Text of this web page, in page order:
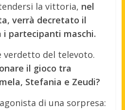
la vittoria, nel
verrà decretato il
partecipanti maschi.
verdetto del televoto.
il gioco tra
Stefania e Zeudi?
di una sorpresa: